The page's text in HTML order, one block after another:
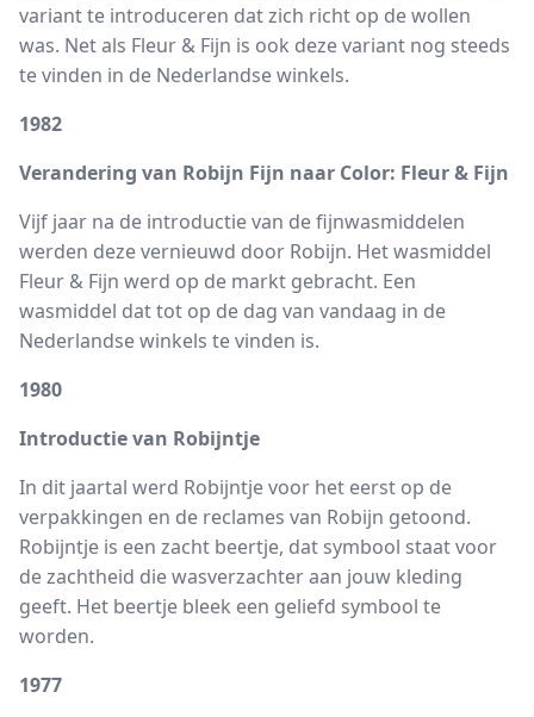
variant te introduceren dat zich richt op de wollen
was. Net als Fleur & Fijn is ook deze variant nog steeds
te vinden in de Nederlandse winkels.
1982
Verandering van Robijn Fijn naar Color: Fleur & Fijn
Vijf jaar na de introductie van de fijnwasmiddelen
werden deze vernieuwd door Robijn. Het wasmiddel
Fleur & Fijn werd op de markt gebracht. Een
wasmiddel dat tot op de dag van vandaag in de
Nederlandse winkels te vinden is.
1980
Introductie van Robijntje
In dit jaartal werd Robijntje voor het eerst op de
verpakkingen en de reclames van Robijn getoond.
Robijntje is een zacht beertje, dat symbool staat voor
de zachtheid die wasverzachter aan jouw kleding
geeft. Het beertje bleek een geliefd symbool te
worden.
1977